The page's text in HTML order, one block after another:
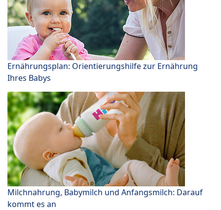
Ernährungsplan: Orientierungshilfe zur Ernährung
Ihres Babys
Milchnahrung, Babymilch und Anfangsmilch: Darauf
kommt es an